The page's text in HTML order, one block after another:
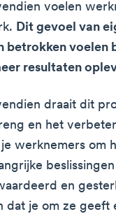
voelen
Dit gevoel van
betrokken voelen
resultaten
draait dit
en het
werknemers om
en
dat je om ze geeft